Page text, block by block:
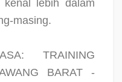
kenal lebih dalam
masing.
TRAINING
BARAT -